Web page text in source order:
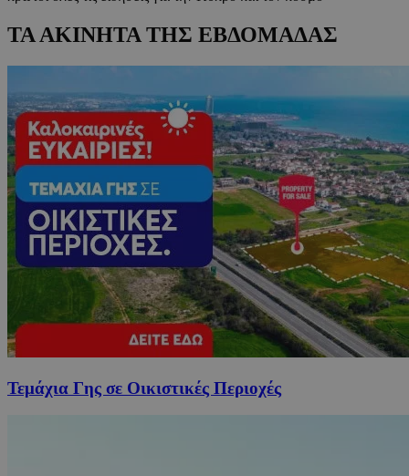
ΤΑ ΑΚΙΝΗΤΑ ΤΗΣ ΕΒΔΟΜΑΔΑΣ
Τεμάχια Γης σε Οικιστικές Περιοχές